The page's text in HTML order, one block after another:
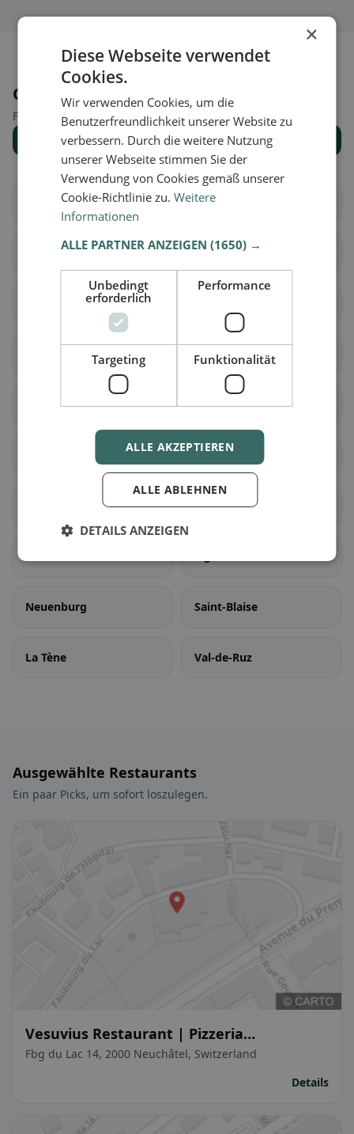
Orte in der Nähe
Finde den passenden Ort für deine Restaurantsuche.
Alle Orte anzeigen
Milvignes La Grande Béroche
La Chaux-de-Fonds Les Planchettes
Le Cerneux-Péquignot La Chaux-du-Milieu
Le Locle Les Ponts-de-Martel
Cressier (NE)
Hauterive (NE)
Neuenburg Saint-Blaise
La Tène Val-de-Ruz
Ausgewählte Restaurants
Ein paar Picks, um sofort loszulegen.
Vesuvius Restaurant | Pizzeria
Napoletana
Fbg du Lac 14, 2000 Neuchâtel, Switzerland
Details
×
Diese Webseite verwendet
Cookies.
Wir verwenden Cookies, um die
Benutzerfreundlichkeit unserer Website zu
verbessern. Durch die weitere Nutzung
unserer Webseite stimmen Sie der
Verwendung von Cookies gemäß unserer
Cookie-Richtlinie zu.Weitere
Informationen
ALLE PARTNER ANZEIGEN(1650) →
Unbedingt
erforderlich
Performance
Targeting Funktionalität
ALLE AKZEPTIEREN
ALLE ABLEHNEN
DETAILS ANZEIGEN